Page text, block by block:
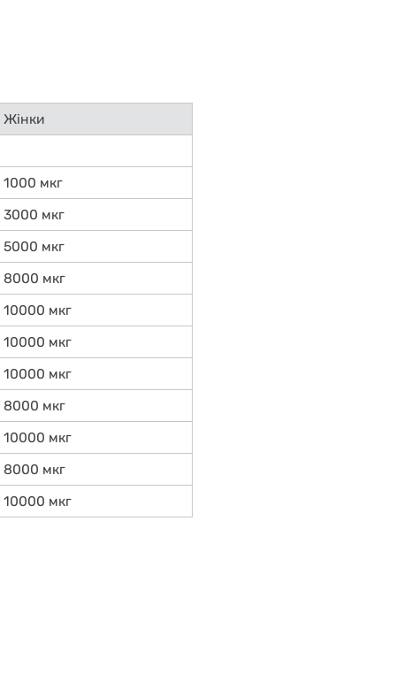
Жінки
1000 мкг
3000 мкг
5000 мкг
8000 мкг
10000 мкг
10000 мкг
10000 мкг
8000 мкг
10000 мкг
8000 мкг
10000 мкг